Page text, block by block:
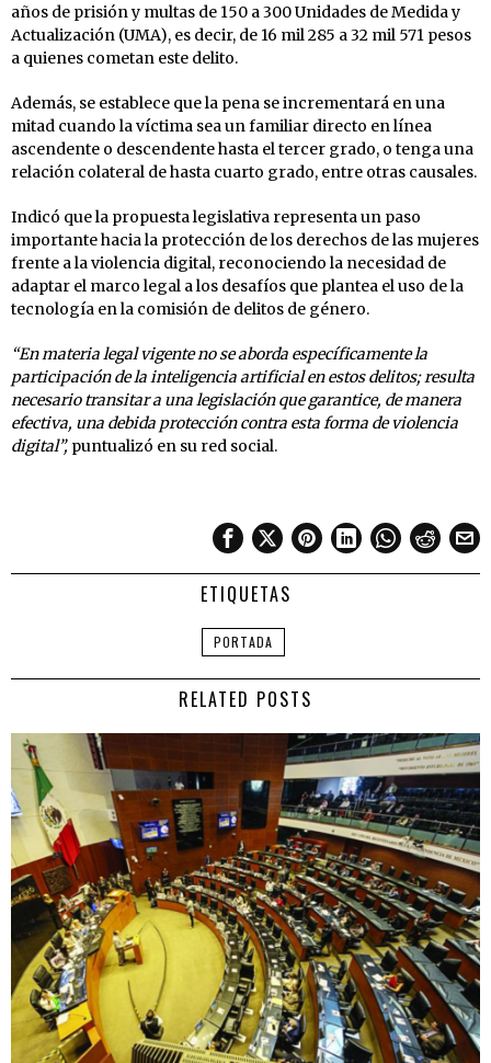
años de prisión y multas de 150 a 300 Unidades de Medida y
Actualización (UMA), es decir, de 16 mil 285 a 32 mil 571 pesos
a quienes cometan este delito.
Además, se establece que la pena se incrementará en una
mitad cuando la víctima sea un familiar directo en línea
ascendente o descendente hasta el tercer grado, o tenga una
relación colateral de hasta cuarto grado, entre otras causales.
Indicó que la propuesta legislativa representa un paso
importante hacia la protección de los derechos de las mujeres
frente a la violencia digital, reconociendo la necesidad de
adaptar el marco legal a los desafíos que plantea el uso de la
tecnología en la comisión de delitos de género.
“En materia legal vigente no se aborda específicamente la
participación de la inteligencia artificial en estos delitos; resulta
necesario transitar a una legislación que garantice, de manera
efectiva, una debida protección contra esta forma de violencia
digital”, puntualizó en su red social.
ETIQUETAS
PORTADA
RELATED POSTS